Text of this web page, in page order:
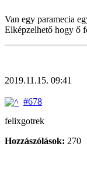
Van egy paramecia
Elképzelhető hogy ő
2019.11.15. 09:41
#678
felixgotrek
Hozzászólások: 270